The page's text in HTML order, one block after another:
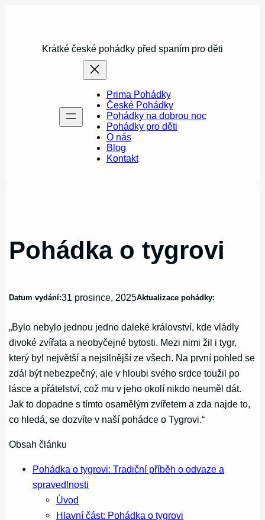
Krátké české pohádky před spaním pro děti
Prima Pohádky
České Pohádky
Pohádky na dobrou noc
Pohádky pro děti
O nás
Blog
Kontakt
Pohádka o tygrovi
Datum vydání:31 prosince, 2025Aktualizace pohádky:
„Bylo nebylo jednou jedno daleké království, kde vládly
divoké zvířata a neobyčejné bytosti. Mezi nimi žil i tygr,
který byl největší a nejsilnější ze všech. Na první pohled se
zdál být nebezpečný, ale v hloubi svého srdce toužil po
lásce a přátelství, což mu v jeho okolí nikdo neuměl dát.
Jak to dopadne s tímto osamělým zvířetem a zda najde to,
co hledá, se dozvíte v naší pohádce o Tygrovi.“
Obsah článku
Pohádka o tygrovi: Tradiční příběh o odvaze a
spravedlnosti
Úvod
Hlavní část: Pohádka o tygrovi